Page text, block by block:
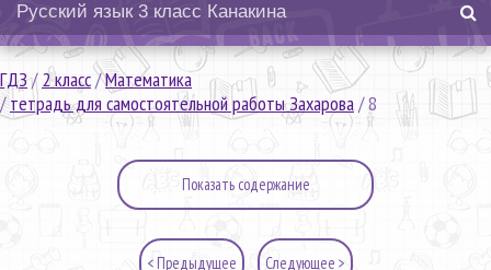
ГДЗ/2 класс/Математика
/тетрадь для самостоятельной работы Захарова/8
Показать содержание
< Предыдущее Следующее >